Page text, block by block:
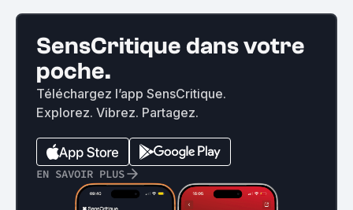
SensCritique dans votre
poche.
Téléchargez l’app SensCritique.
Explorez. Vibrez. Partagez.
EN SAVOIR PLUS